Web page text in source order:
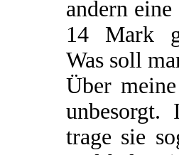
andern
14 Mark
Was soll
Über
unbesorgt.
trage sie